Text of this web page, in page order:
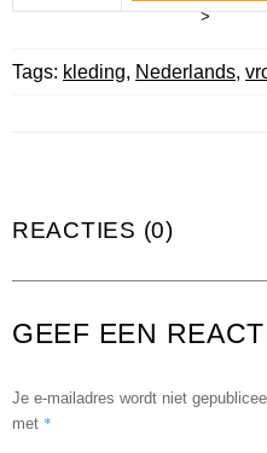
>
Tags: kleding, Nederlands,
REACTIES (0)
GEEF EEN
Je e-mailadres wordt niet
met *